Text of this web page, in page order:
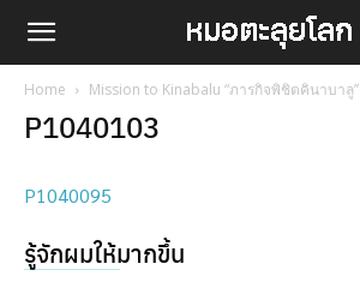
Home Mission to Kinabalu “ภารกิจพิชิตคินาบาลู”
P1040103
P1040095
รู้จักผมให้มากขึ้น